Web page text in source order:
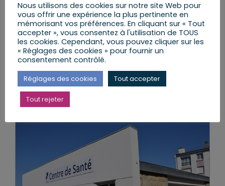
2023
lundi, 18 Déc 2023 | Agenda de la semaine
Lire l’article
Nous utilisons des cookies sur notre site Web pour
vous offrir une expérience la plus pertinente en
mémorisant vos préférences. En cliquant sur « Tout
accepter », vous consentez à l'utilisation de TOUS
les cookies. Cependant, vous pouvez cliquer sur les
« Réglages des cookies » pour fournir un
consentement contrôlé.
Réglages des cookies Tout accepter
Tout rejeter